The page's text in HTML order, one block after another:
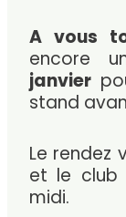
A vous
encore
janvier
stand
Le rendez
et le club
midi.